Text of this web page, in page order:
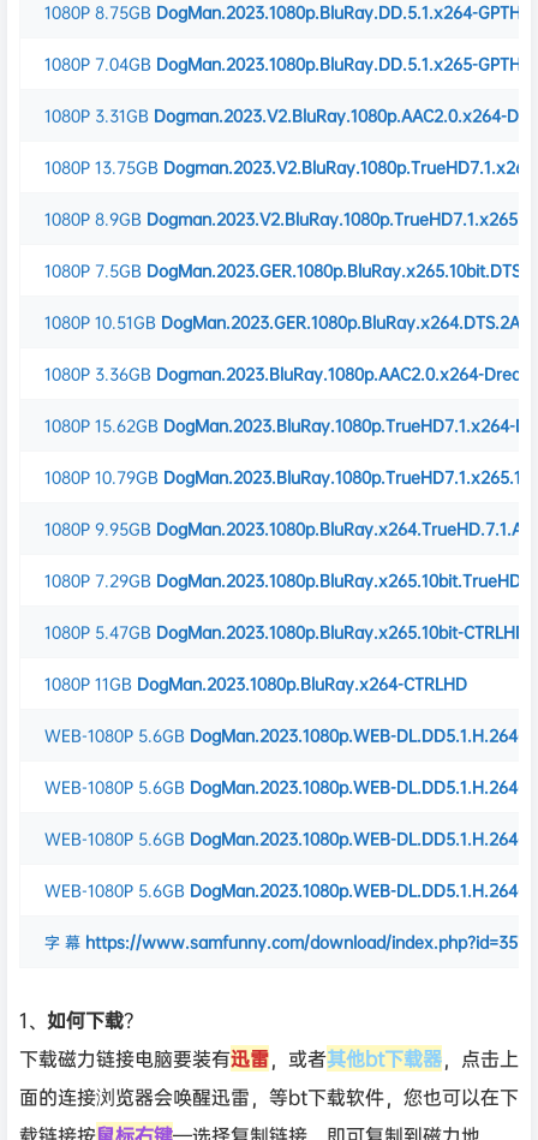
1080P 8.75GB DogMan.2023.1080p.BluRay.DD.5.1.x264-GPTHD
1080P 7.04GB DogMan.2023.1080p.BluRay.DD.5.1.x265-GPTHD
1080P 3.31GB Dogman.2023.V2.BluRay.1080p.AAC2.0.x264-
1080P 13.75GB
1080P 8.9GB
1080P 7.5GB
1080P 10.51GB
1080P 3.36GB Dogman.2023.BluRay.1080p.AAC2.0.x264-
1080P 15.62GB DogMan.2023.BluRay.1080p.TrueHD7.1.x264-
1080P 10.79GB
1080P 9.95GB
1080P 7.29GB
1080P 5.47GB DogMan.2023.1080p.BluRay.x265.10bit-CTRLHD
1080P 11GB DogMan.2023.1080p.BluRay.x264-CTRLHD
WEB-1080P 5.6GB DogMan.2023.1080p.WEB-DL.DD5.1.H.264-
WEB-1080P 5.6GB DogMan.2023.1080p.WEB-DL.DD5.1.H.264-
WEB-1080P 5.6GB DogMan.2023.1080p.WEB-DL.DD5.1.H.264-
WEB-1080P 5.6GB DogMan.2023.1080p.WEB-DL.DD5.1.H.264-
字 幕 https://www.samfunny.com/download/
1、 如何下载？
下载磁力链接电脑要装有迅雷，或者其他bt下载器，点击上
面的连接浏览器会唤醒迅雷，等bt下载软件，您也可以在下